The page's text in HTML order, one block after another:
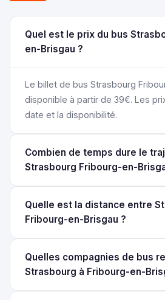
Quel est le prix du bus
en-Brisgau ?
Le billet de bus Strasbourg
disponible à partir de 39€. Les
date et la disponibilité.
Combien de temps dure le
Strasbourg Fribourg-en-
Quelle est la distance entre
Fribourg-en-Brisgau ?
Quelles compagnies de bus
Strasbourg à Fribourg-en-